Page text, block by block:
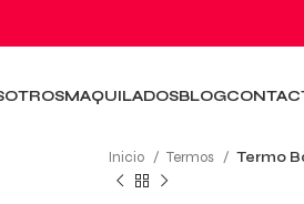
MAQUILADOSBLOG
Inicio
Termos Termo